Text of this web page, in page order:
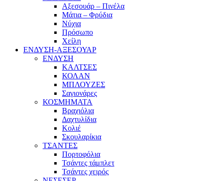
Αξεσουάρ – Πινέλα
Μάτια – Φρύδια
Νύχια
Πρόσωπο
Χείλη
ΕΝΔΥΣΗ-ΑΞΕΣΟΥΑΡ
ΕΝΔΥΣΗ
ΚΑΛΤΣΕΣ
ΚΟΛΑΝ
ΜΠΛΟΥΖΕΣ
Σαγιονάρες
ΚΟΣΜΗΜΑΤΑ
Βραχιόλια
Δαχτυλίδια
Κολιέ
Σκουλαρίκια
ΤΣΑΝΤΕΣ
Πορτοφόλια
Τσάντες τάμπλετ
Τσάντες χειρός